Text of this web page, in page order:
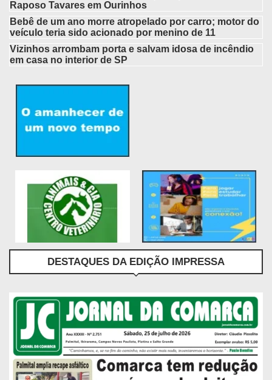
Raposo Tavares em Ourinhos
Bebê de um ano morre atropelado por carro; motor do
veículo teria sido acionado por menino de 11
Vizinhos arrombam porta e salvam idosa de incêndio
em casa no interior de SP
DESTAQUES DA EDIÇÃO IMPRESSA